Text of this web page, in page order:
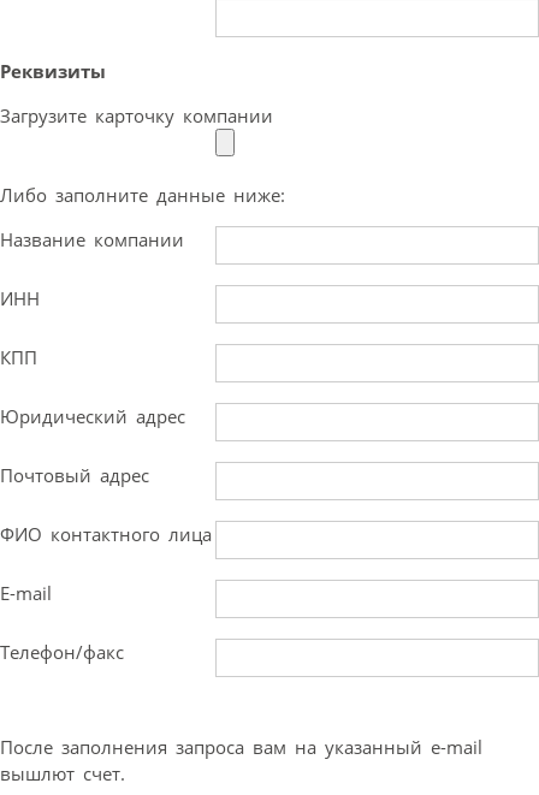
Реквизиты
Загрузите карточку компании
Либо заполните данные ниже:
Название компании
ИНН
КПП
Юридический адрес
Почтовый адрес
ФИО контактного лица
E-mail
Телефон/факс
После заполнения запроса вам на указанный e-mail
вышлют счет.